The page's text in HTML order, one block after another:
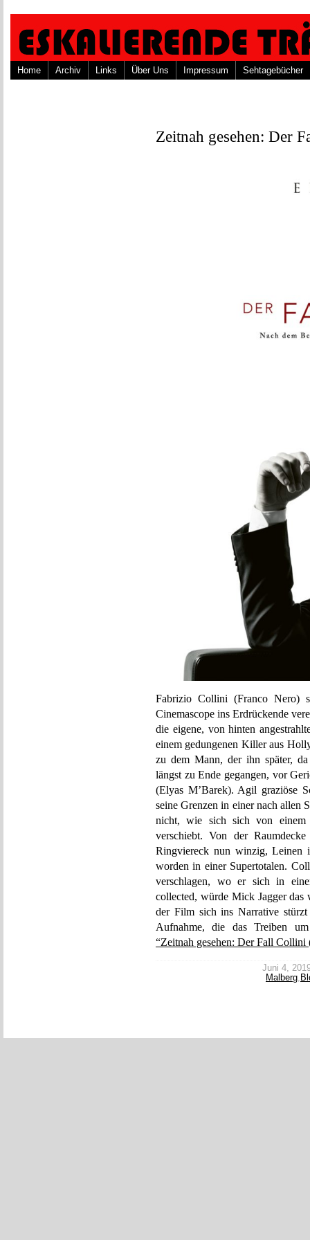
Home Archiv Links Über Uns Impressum Sehtagebücher
Zeitnah gesehen: Der
Fabrizio Collini (Franco Nero)
Cinemascope ins Erdrückende
die eigene, von hinten
einem gedungenen Killer aus
zu dem Mann, der ihn später,
längst zu Ende gegangen, vor
(Elyas M’Barek). Agil graziöse
seine Grenzen in einer nach allen
nicht, wie sich sich von einem
verschiebt. Von der
Ringviereck nun winzig, Leinen
worden in einer Supertotalen.
verschlagen, wo er sich in
collected, würde Mick Jagger das
der Film sich ins Narrative
Aufnahme, die das Treiben
“Zeitnah gesehen: Der Fall Collini
Juni 4,
Malberg,